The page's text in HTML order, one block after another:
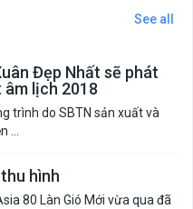
See all
Đẹp Nhất sẽ phát
âm lịch 2018
trình do SBTN sản xuất và
...
hình
80 Làn Gió Mới vừa qua đã